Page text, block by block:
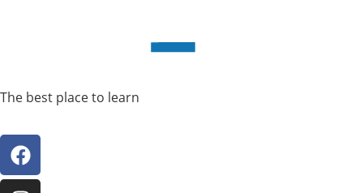
The best place to learn